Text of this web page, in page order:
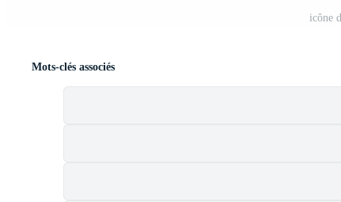
icône
Mots-clés associés